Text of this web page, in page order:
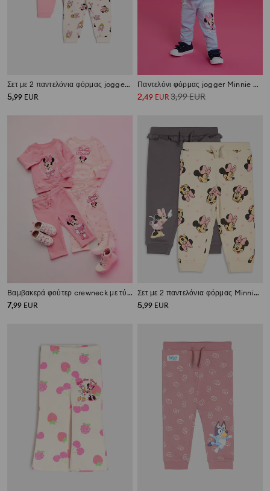
Σετ με 2 παντελόνια φόρμας jogger Minnie and Daisy
5,99 EUR
Παντελόνι φόρμας jogger Minnie and Daisy
2,49 EUR3,99EUR
Βαμβακερά φούτερ crewneck με τύπωμα 2 pack Minnie Mouse
7,99 EUR
Σετ με 2 παντελόνια φόρμας Minnie Mouse
5,99 EUR